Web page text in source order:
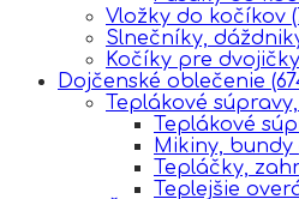
Vložky do kočíkov
Slnečníky,
Kočíky pre dvojičky
Dojčenské oblečenie
Teplákové
Teplákové
Mikiny, bundy
Tepláčky,
Teplejšie